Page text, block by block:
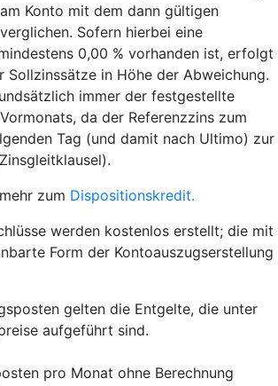
Konto mit dem dann gültigen
Sofern hierbei eine
0,00 % vorhanden ist, erfolgt
Sollzinssätze in Höhe der Abweichung.
immer der festgestellte
da der Referenzzins zum
Tag (und damit nach Ultimo) zur
zum Dispositionskredit.
werden kostenlos erstellt; die mit
Form der Kontoauszugserstellung
gelten die Entgelte, die unter
aufgeführt sind.
pro Monat ohne Berechnung